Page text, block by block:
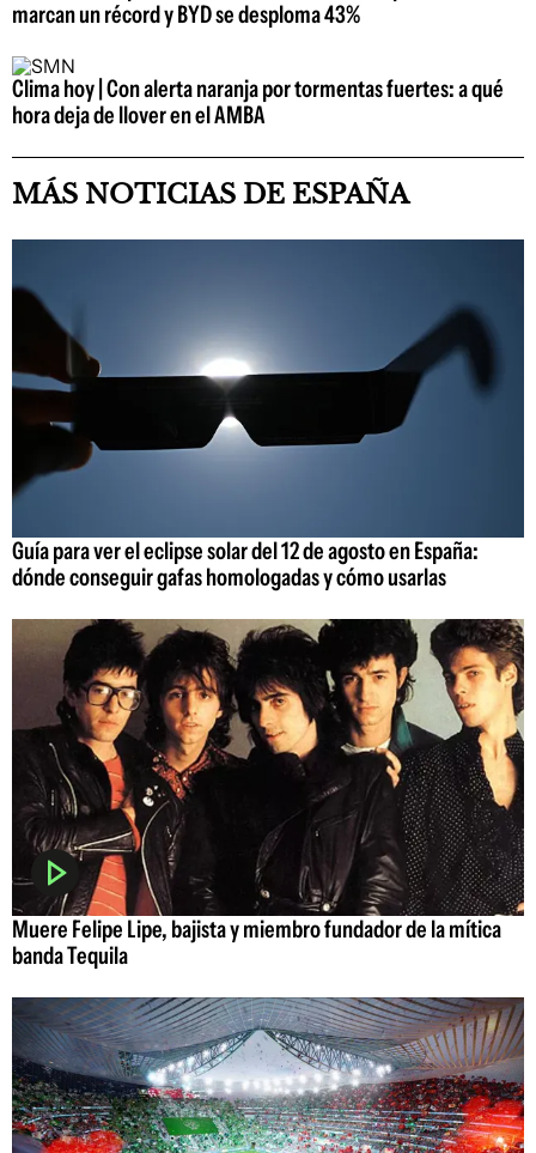
marcan un récord y BYD se desploma 43%
Clima hoy | Con alerta naranja por tormentas fuertes: a qué
hora deja de llover en el AMBA
MÁS NOTICIAS DE ESPAÑA
Guía para ver el eclipse solar del 12 de agosto en España:
dónde conseguir gafas homologadas y cómo usarlas
Muere Felipe Lipe, bajista y miembro fundador de la mítica
banda Tequila